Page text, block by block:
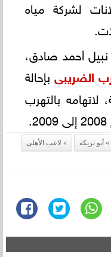
لشركة مياه
نبيل أحمد صادق،
الضريبىبإحالة
لاتهامه بالتهرب
أبو تريكة
لاعب الأهلى